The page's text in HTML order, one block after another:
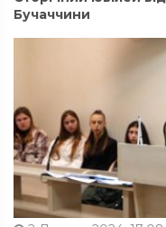
Бучаччини